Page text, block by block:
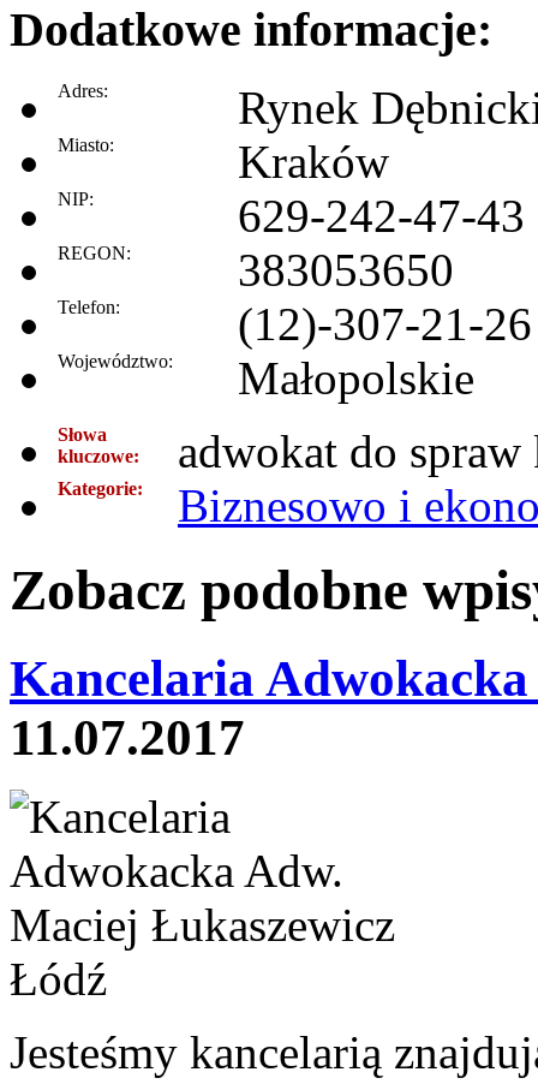
Dodatkowe informacje:
Adres: Rynek
Miasto: Kraków
NIP: 629-242-47-43
REGON: 383053650
Telefon: (12)-307-21-26
Województwo: Małopolskie
Słowa
kluczowe:
adwokat do
Kategorie: Biznesowo i
Zobacz podobne
Kancelaria
11.07.2017
Jesteśmy kancelarią